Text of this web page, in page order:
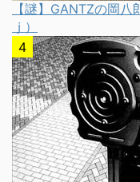
【謎】GANTZの岡
ｊ）